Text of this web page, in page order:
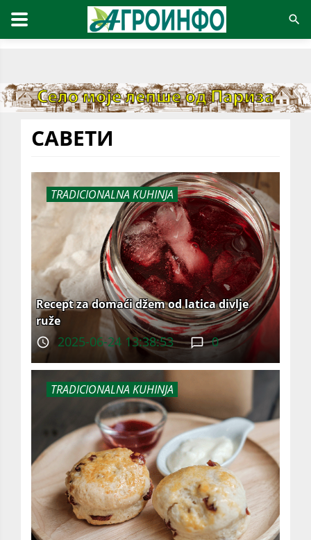
САВЕТИ
TRADICIONALNA KUHINJA
Recept za domaći džem od latica divlje
ruže
2025-06-24 13:38:53 0
TRADICIONALNA KUHINJA